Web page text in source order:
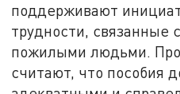
поддерживают
трудности, связанные
пожилыми людьми.
считают, что пособия